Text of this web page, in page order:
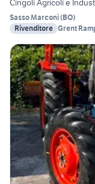
Cingoli Agricoli e
Sasso Marconi(BO)
Rivenditore Grent